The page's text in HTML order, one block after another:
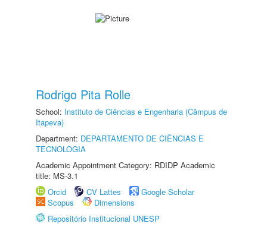
Rodrigo Pita Rolle
School: Instituto de Ciências e Engenharia (Câmpus de
Itapeva)
Department: DEPARTAMENTO DE CIÊNCIAS E
TECNOLOGIA
Academic Appointment Category: RDIDP Academic
title: MS-3.1
Orcid
CV Lattes
Google Scholar
Scopus
Dimensions
Repositório Institucional UNESP